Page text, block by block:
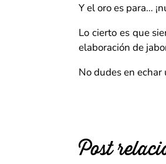
Y el oro es para…
Lo cierto es que
elaboración de
No dudes en echar
Post